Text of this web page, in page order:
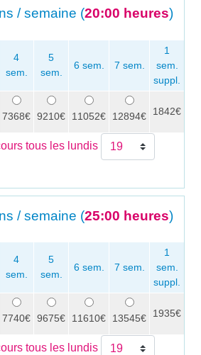
/ semaine (20:00 heures)
4
sem.
5
sem.
6 sem. 7 sem.
1
sem.
suppl.
7368€ 9210€ 11052€ 12894€ 1842€
tous les lundis
/ semaine (25:00 heures)
4
sem.
5
sem.
6 sem. 7 sem.
1
sem.
suppl.
7740€ 9675€ 11610€ 13545€ 1935€
tous les lundis